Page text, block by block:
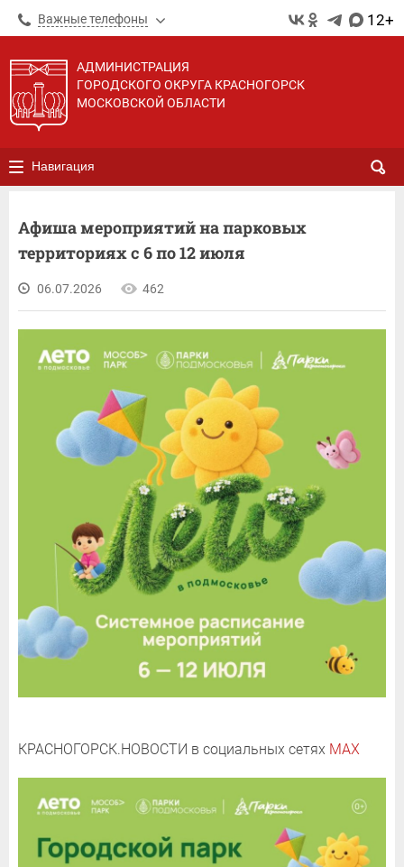
Важные телефоны 12+
АДМИНИСТРАЦИЯ
ГОРОДСКОГО ОКРУГА КРАСНОГОРСК
МОСКОВСКОЙ ОБЛАСТИ
Навигация
Афиша мероприятий на парковых
территориях с 6 по 12 июля
06.07.2026 462
КРАСНОГОРСК.НОВОСТИ в социальных сетях MAX